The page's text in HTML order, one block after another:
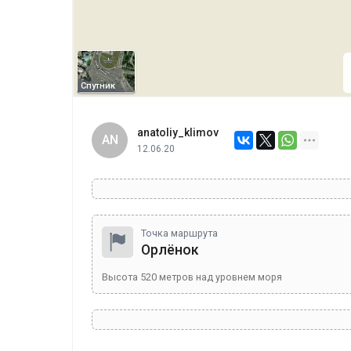
Спутник
AN
anatoliy_klimov
12.06.20
Точка маршрута
Орлёнок
Высота 520 метров над уровнем моря